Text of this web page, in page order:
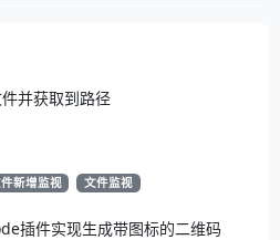
并获取到路径
新增监视 文件监视
插件实现生成带图标的二维码